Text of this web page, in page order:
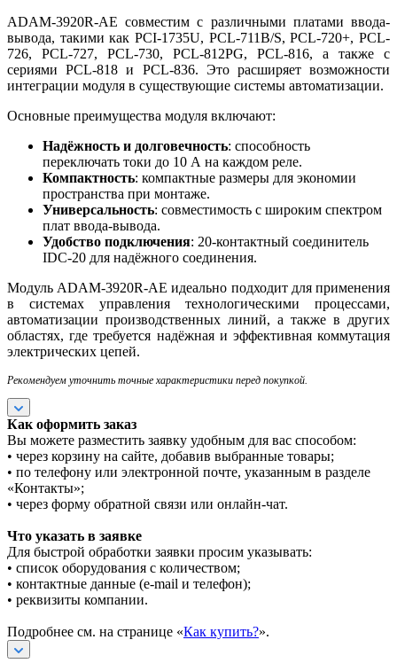
ADAM-3920R-AE совместим с различными платами ввода-
вывода, такими как PCI-1735U, PCL-711B/S, PCL-720+, PCL-
726, PCL-727, PCL-730, PCL-812PG, PCL-816, а также с
сериями PCL-818 и PCL-836. Это расширяет возможности
интеграции модуля в существующие системы автоматизации.
Основные преимущества модуля включают:
Надёжность и долговечность: способность
переключать токи до 10 А на каждом реле.
Компактность: компактные размеры для экономии
пространства при монтаже.
Универсальность: совместимость с широким спектром
плат ввода-вывода.
Удобство подключения: 20-контактный соединитель
IDC-20 для надёжного соединения.
Модуль ADAM-3920R-AE идеально подходит для применения
в системах управления технологическими процессами,
автоматизации производственных линий, а также в других
областях, где требуется надёжная и эффективная коммутация
электрических цепей.
Рекомендуем уточнить точные характеристики перед покупкой.
Как оформить заказ
Вы можете разместить заявку удобным для вас способом:
• через корзину на сайте, добавив выбранные товары;
• по телефону или электронной почте, указанным в разделе
«Контакты»;
• через форму обратной связи или онлайн-чат.
Что указать в заявке
Для быстрой обработки заявки просим указывать:
• список оборудования с количеством;
• контактные данные (e-mail и телефон);
• реквизиты компании.
Подробнее см. на странице «Как купить?».